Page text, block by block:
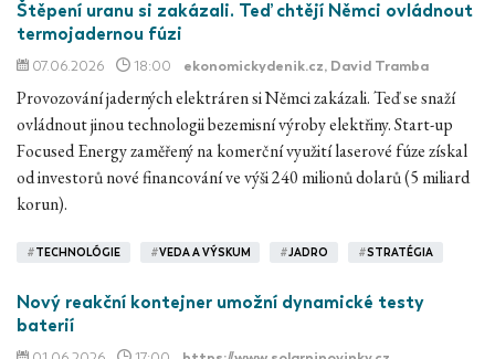
Štěpení uranu si zakázali. Teď chtějí Němci ovládnout
termojadernou fúzi
07.06.2026 18:00 ekonomickydenik.cz, David Tramba
Provozování jaderných elektráren si Němci zakázali. Teď se snaží
ovládnout jinou technologii bezemisní výroby elektřiny. Start-up
Focused Energy zaměřený na komerční využití laserové fúze získal
od investorů nové financování ve výši 240 milionů dolarů (5 miliard
korun).
#TECHNOLÓGIE #VEDA A VÝSKUM #JADRO #STRATÉGIA
Nový reakční kontejner umožní dynamické testy
baterií